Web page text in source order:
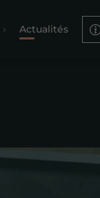
Actualités